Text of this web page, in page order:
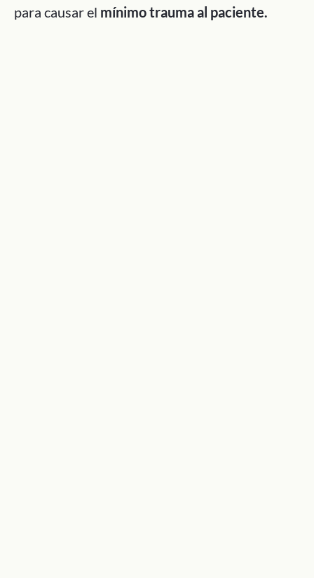
para causar el mínimo trauma al paciente.